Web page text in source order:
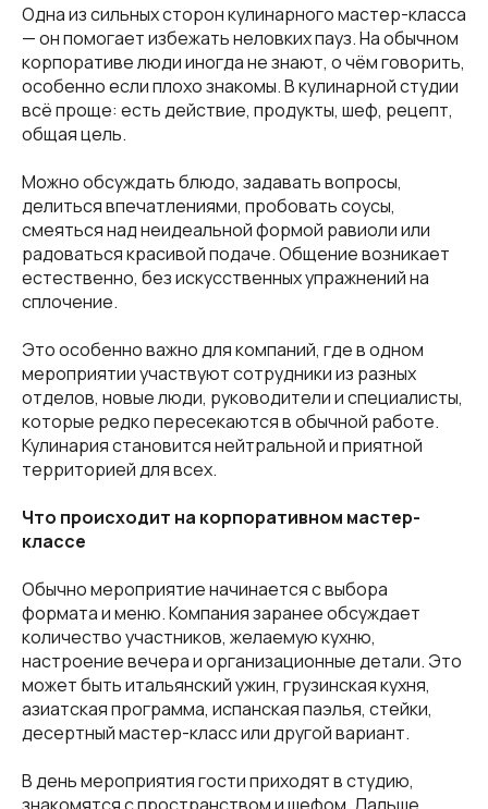
Одна из сильных сторон кулинарного мастер-класса
— он помогает избежать неловких пауз. На обычном
корпоративе люди иногда не знают, о чём говорить,
особенно если плохо знакомы. В кулинарной студии
всё проще: есть действие, продукты, шеф, рецепт,
общая цель.
Можно обсуждать блюдо, задавать вопросы,
делиться впечатлениями, пробовать соусы,
смеяться над неидеальной формой равиоли или
радоваться красивой подаче. Общение возникает
естественно, без искусственных упражнений на
сплочение.
Это особенно важно для компаний, где в одном
мероприятии участвуют сотрудники из разных
отделов, новые люди, руководители и специалисты,
которые редко пересекаются в обычной работе.
Кулинария становится нейтральной и приятной
территорией для всех.
Что происходит на корпоративном мастер-
классе
Обычно мероприятие начинается с выбора
формата и меню. Компания заранее обсуждает
количество участников, желаемую кухню,
настроение вечера и организационные детали. Это
может быть итальянский ужин, грузинская кухня,
азиатская программа, испанская паэлья, стейки,
десертный мастер-класс или другой вариант.
В день мероприятия гости приходят в студию,